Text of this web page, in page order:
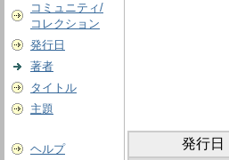
コミュニティ/
コレクション
発行日
著者
タイトル
主題
ヘルプ
発行日